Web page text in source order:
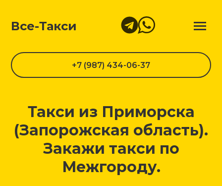
Все-Такси
+7 (987) 434-06-37
Такси из Приморска
(Запорожская область).
Закажи такси по
Межгороду.